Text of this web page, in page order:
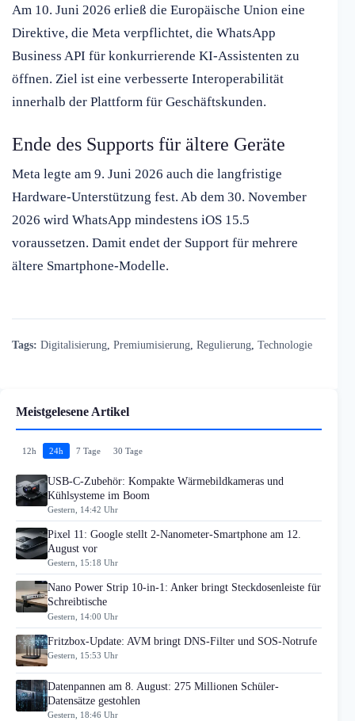
Am 10. Juni 2026 erließ die Europäische Union eine
Direktive, die Meta verpflichtet, die WhatsApp
Business API für konkurrierende KI-Assistenten zu
öffnen. Ziel ist eine verbesserte Interoperabilität
innerhalb der Plattform für Geschäftskunden.
Ende des Supports für ältere Geräte
Meta legte am 9. Juni 2026 auch die langfristige
Hardware-Unterstützung fest. Ab dem 30. November
2026 wird WhatsApp mindestens iOS 15.5
voraussetzen. Damit endet der Support für mehrere
ältere Smartphone-Modelle.
Tags: Digitalisierung Premiumisierung Regulierung Technologie
Meistgelesene Artikel
12h 24h 7 Tage 30 Tage
USB-C-Zubehör: Kompakte Wärmebildkameras und
Kühlsysteme im Boom
Gestern, 14:42 Uhr
Pixel 11: Google stellt 2-Nanometer-Smartphone am 12.
August vor
Gestern, 15:18 Uhr
Nano Power Strip 10-in-1: Anker bringt Steckdosenleiste für
Schreibtische
Gestern, 14:00 Uhr
Fritzbox-Update: AVM bringt DNS-Filter und SOS-Notrufe
Gestern, 15:53 Uhr
Datenpannen am 8. August: 275 Millionen Schüler-
Datensätze gestohlen
Gestern, 18:46 Uhr